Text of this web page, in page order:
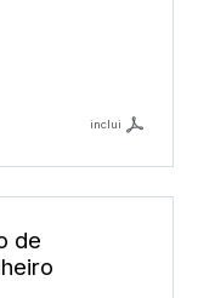
inclui
de